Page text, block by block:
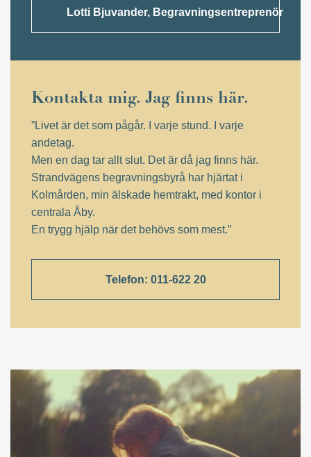
Lotti Bjuvander, Begravningsentreprenör
Kontakta mig. Jag finns här.
”Livet är det som pågår. I varje stund. I varje
andetag.
Men en dag tar allt slut. Det är då jag finns här.
Strandvägens begravningsbyrå har hjärtat i
Kolmården, min älskade hemtrakt, med kontor i
centrala Åby.
En trygg hjälp när det behövs som mest.”
Telefon: 011-622 20